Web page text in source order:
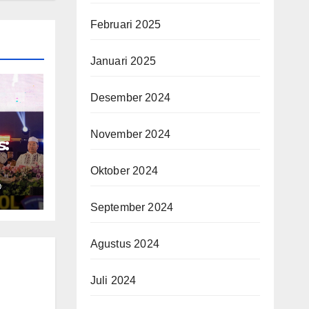
Februari 2025
Januari 2025
Desember 2024
November 2024
Oktober 2024
September 2024
Agustus 2024
Juli 2024